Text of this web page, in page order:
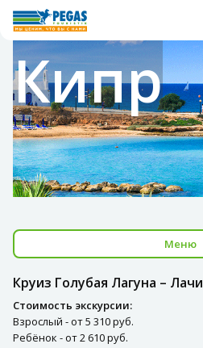
Кипр
Меню
Круиз Голубая Лагуна – Лачи
Стоимость экскурсии:
Взрослый - от 5 310 руб.
Ребёнок - от 2 610 руб.